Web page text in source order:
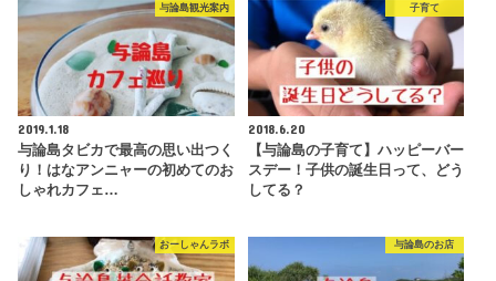
与論島観光案内
2019.1.18
与論島タビカで最高の思い出つく
り！はなアンニャーの初めてのお
しゃれカフェ…
子育て
2018.6.20
【与論島の子育て】ハッピーバー
スデー！子供の誕生日って、どう
してる？
おーしゃんラボ 与論島のお店